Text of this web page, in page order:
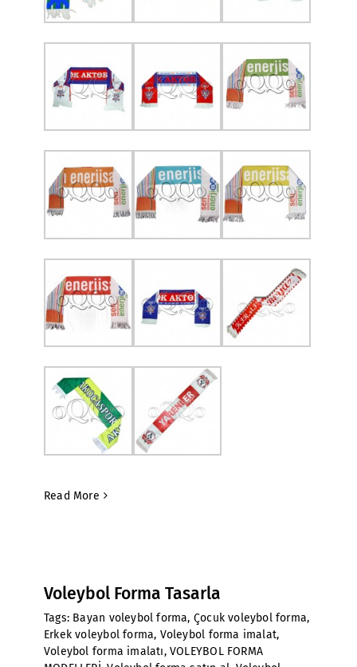
Read More
Voleybol Forma Tasarla
Tags: Bayan voleybol forma, Çocuk voleybol forma,
Erkek voleybol forma, Voleybol forma imalat,
Voleybol forma imalatı,VOLEYBOL FORMA